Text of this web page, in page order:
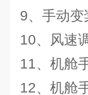
9、手动
10、风速
11、机舱
12、机舱